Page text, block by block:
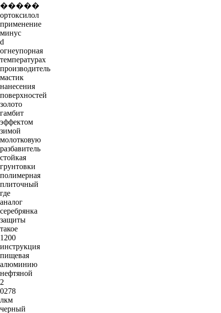
�����
ортоксилол
применение
минус
d
огнеупорная
температурах
производитель
мастик
нанесения
поверхностей
золото
гамбит
эффектом
зимой
молотковую
разбавитель
стойкая
грунтовки
полимерная
плиточный
где
аналог
серебрянка
защиты
такое
1200
инструкция
пищевая
алюминию
нефтяной
2
0278
лкм
черный